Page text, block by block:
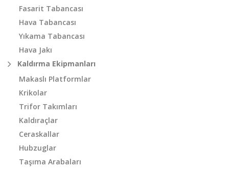
Fasarit Tabancası
Hava Tabancası
Yıkama Tabancası
Hava Jakı
Kaldırma Ekipmanları
Makaslı Platformlar
Krikolar
Trifor Takımları
Kaldıraçlar
Ceraskallar
Hubzuglar
Taşıma Arabaları